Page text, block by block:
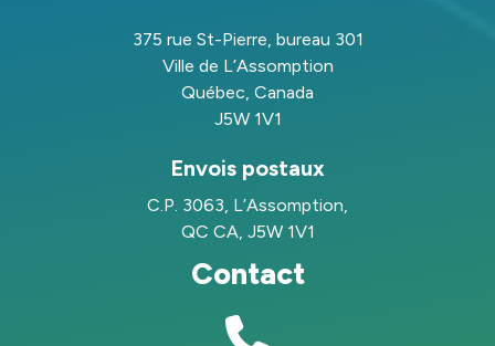
375 rue St-Pierre, bureau 301
Ville de L’Assomption
Québec, Canada
J5W 1V1
Envois postaux
C.P. 3063, L’Assomption,
QC CA, J5W 1V1
Contact